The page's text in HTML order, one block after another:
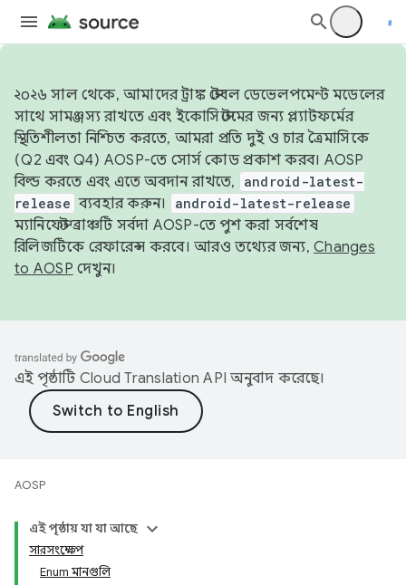
২০২৬ সাল থেকে, আমাদের ট্রাঙ্ক স্টেবল ডেভেলপমেন্ট মডেলের
সাথে সামঞ্জস্য রাখতে এবং ইকোসিস্টেমের জন্য প্ল্যাটফর্মের
স্থিতিশীলতা নিশ্চিত করতে, আমরা প্রতি দুই ও চার ত্রৈমাসিকে
(Q2 এবং Q4) AOSP-তে সোর্স কোড প্রকাশ করব। AOSP
বিল্ড করতে এবং এতে অবদান রাখতে,
android-latest-
release ব্যবহার করুন। android-latest-release
ম্যানিফেস্ট ব্রাঞ্চটি সর্বদা AOSP-তে পুশ করা সর্বশেষ
রিলিজটিকে রেফারেন্স করবে। আরও তথ্যের জন্য, Changes
to AOSP দেখুন।
এই পৃষ্ঠাটি Cloud Translation API অনুবাদ করেছে।
AOSP
এই পৃষ্ঠায় যা যা আছে
সারসংক্ষেপ
Enum মানগুলি